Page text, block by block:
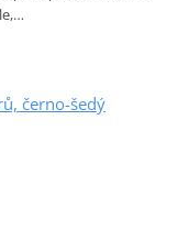
černo-šedý